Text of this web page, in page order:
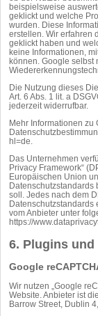
beispielsweise
geklickt und welche
wurden. Diese
erstellen. Wir erfahren
geklickt haben und
keine Informationen,
können. Google selbst
Die Nutzung dieses
Art. 6 Abs. 1 lit. a
jederzeit widerrufbar.
Mehr Informationen zu
hl=de
Das Unternehmen
Privacy Framework“
Europäischen Union
Datenschutzstandards
soll. Jedes nach dem
Datenschutzstandards
vom Anbieter unter
https://
6. Plugins und
Google
Wir nutzen „Google
Website. Anbieter ist
Barrow Street, Dublin